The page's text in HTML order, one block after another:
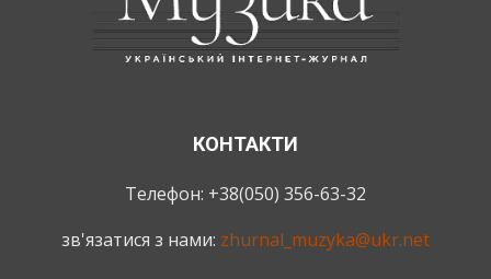
КОНТАКТИ
Телефон: +38(050) 356-63-32
зв'язатися з нами: zhurnal_muzyka@ukr.net